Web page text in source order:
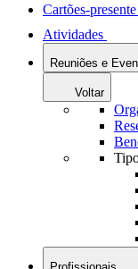
Cartões-presente
Atividades
Reuniões e
Voltar